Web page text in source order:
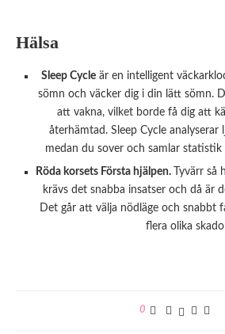
Hälsa
Sleep Cycle är en intelligent
sömn och väcker dig i din lätt sömn.
att vakna, vilket borde få dig att
återhämtad. Sleep Cycle analyserar
medan du sover och samlar
Röda korsets Första hjälpen.
Tyvärr
krävs det snabba insatser och då är
Det går att välja nödläge och snabbt
flera olika
0